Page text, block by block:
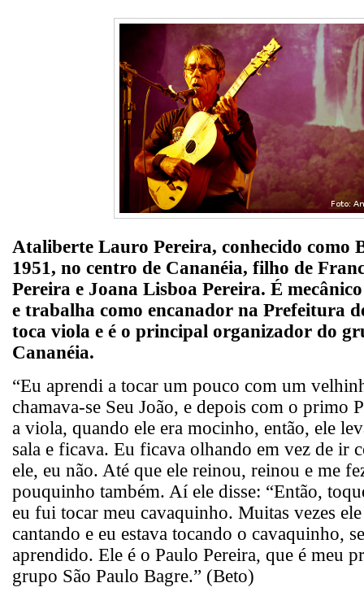
Ataliberte Lauro Pereira, conhecido como
1951, no centro de Cananéia, filho de
Pereira e Joana Lisboa Pereira. É
e trabalha como encanador na Prefeitura
toca viola e é o principal organizador do
Cananéia.
“Eu aprendi a tocar um pouco com um
chamava-se Seu João, e depois com o primo
a viola, quando ele era mocinho, então, ele
sala e ficava. Eu ficava olhando em vez de ir
ele, eu não. Até que ele reinou, reinou e me
pouquinho também. Aí ele disse: “Então,
eu fui tocar meu cavaquinho. Muitas vezes
cantando e eu estava tocando o cavaquinho,
aprendido. Ele é o Paulo Pereira, que é meu
grupo São Paulo Bagre.” (Beto)